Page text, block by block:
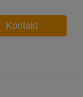
Kontakt